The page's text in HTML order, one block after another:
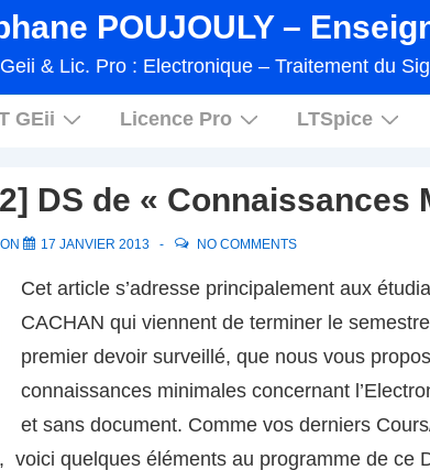
POUJOULY –
& Lic. Pro : Electronique – Traitement du
GEii Licence Pro LTSpice
DS de « Connaissances
17 JANVIER 2013 NO COMMENTS
Cet article s’adresse principalement aux
CACHAN qui viennent de terminer le
premier devoir surveillé, que nous vous
connaissances minimales concernant
et sans document. Comme vos derniers
voici quelques éléments au programme de ce